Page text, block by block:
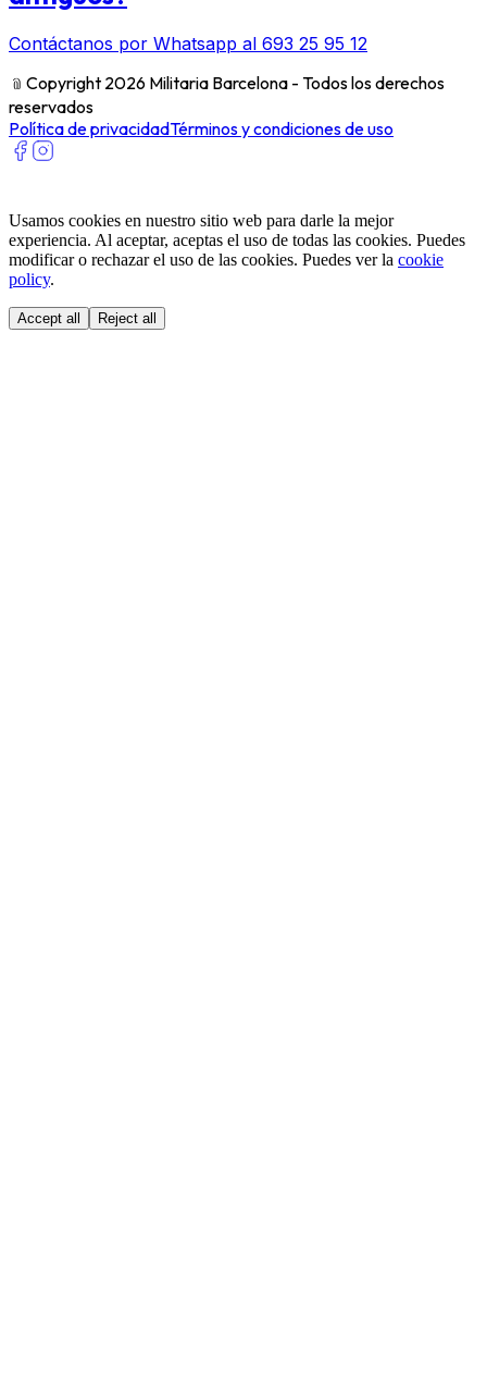
Contáctanos por Whatsapp al 693 25 95 12
﹫ Copyright 2026 Militaria Barcelona - Todos los derechos
reservados
Política de privacidadTérminos y condiciones de uso
Usamos cookies en nuestro sitio web para darle la mejor
experiencia. Al aceptar, aceptas el uso de todas las cookies. Puedes
modificar o rechazar el uso de las cookies. Puedes ver la cookie
policy.
Accept all Reject all